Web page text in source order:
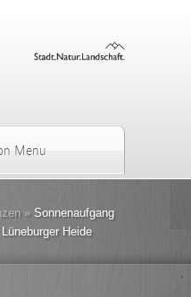
Menu
» Sonnenaufgang
Heide